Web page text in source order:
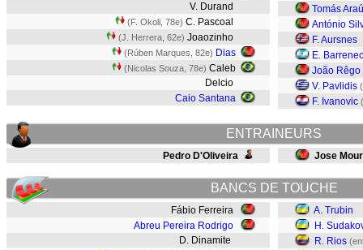
V. Durand
(F. Okoli, 78e) C. Pascoal
(J. Herrera, 62e) Joaozinho
(Rúben Marques, 82e) Dias
(Nicolas Souza, 78e) Caleb
Delcio
Caio Santana
Tomás
António
F. Aursnes
E.
João Rêgo
V. Pavlidis (
F. Ivanovic (
ENTRAINEURS
Pedro D'Oliveira Jose
BANCS DE TOUCHE
Fábio Ferreira
Abreu Pereira Rodrigo
D. Dinamite
A. Trubin
H.
R. Rios